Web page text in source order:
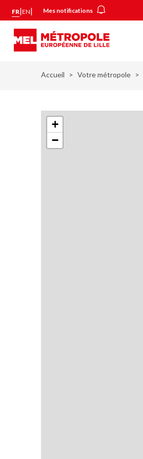
principal
FR|EN| Mes notifications
Accueil Votre métropole
+
−
Panneau de gestion des cookies